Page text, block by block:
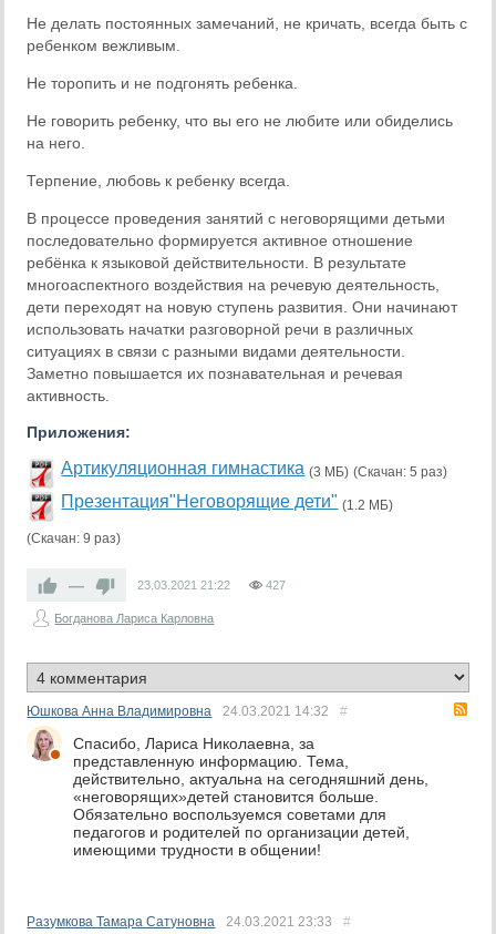
Не делать постоянных замечаний, не кричать, всегда быть с
ребенком вежливым.
Не торопить и не подгонять ребенка.
Не говорить ребенку, что вы его не любите или обиделись
на него.
Терпение, любовь к ребенку всегда.
В процессе проведения занятий с неговорящими детьми
последовательно формируется активное отношение
ребёнка к языковой действительности. В результате
многоаспектного воздействия на речевую деятельность,
дети переходят на новую ступень развития. Они начинают
использовать начатки разговорной речи в различных
ситуациях в связи с разными видами деятельности.
Заметно повышается их познавательная и речевая
активность.
Приложения:
Артикуляционная гимнастика (3 МБ) (Скачан: 5 раз)
Презентация"Неговорящие дети" (1.2 МБ)
(Скачан: 9 раз)
— 23.03.2021 21:22 427
Богданова Лариса Карловна
Юшкова Анна Владимировна 24.03.2021 14:32 #
Спасибо, Лариса Николаевна, за
представленную информацию. Тема,
действительно, актуальна на сегодняшний день,
«неговорящих»детей становится больше.
Обязательно воспользуемся советами для
педагогов и родителей по организации детей,
имеющими трудности в общении!
Разумкова Тамара Сатуновна 24.03.2021 23:33 #